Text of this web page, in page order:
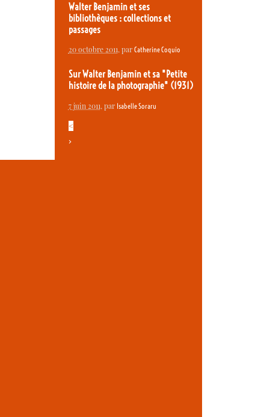
Walter Benjamin et ses
bibliothèques : collections et
passages
20 octobre 2011, par Catherine Coquio
Sur Walter Benjamin et sa "Petite
histoire de la photographie" (1931)
7 juin 2011, par Isabelle Soraru
<
>